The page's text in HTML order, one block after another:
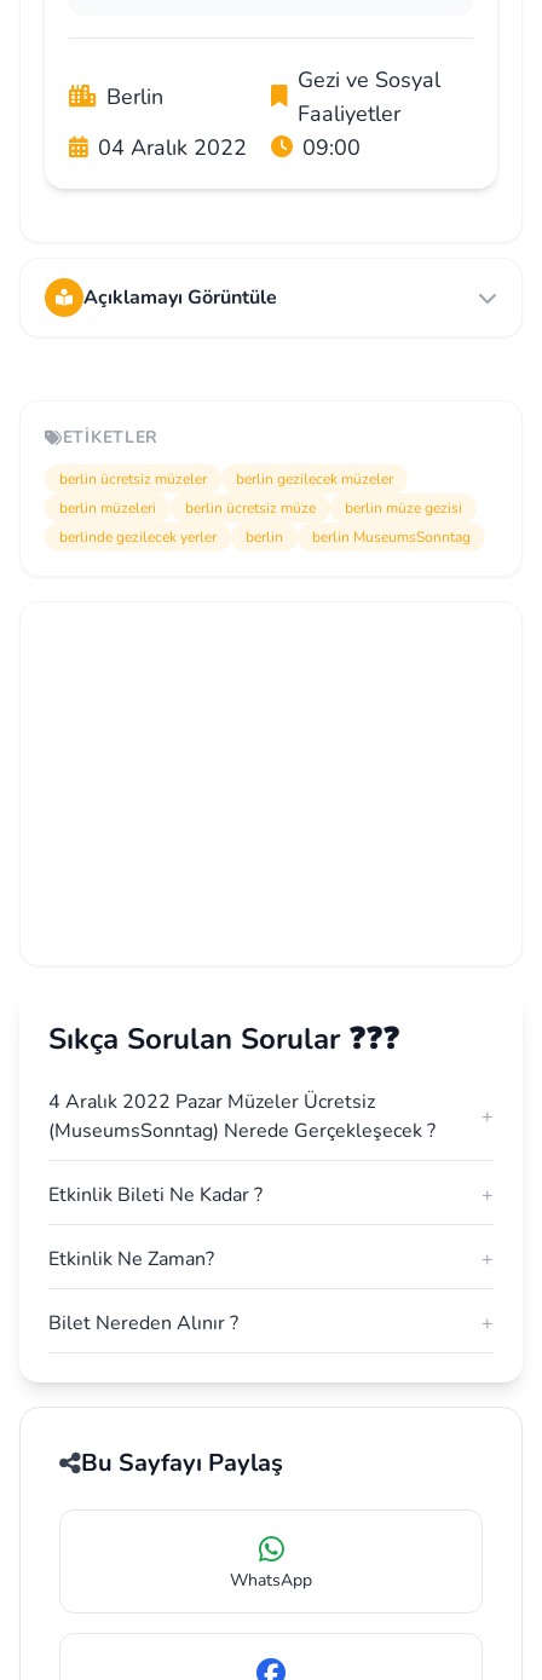
Berlin
Gezi ve Sosyal
Faaliyetler
04 Aralık 2022
09:00
Açıklamayı Görüntüle
ETIKETLER
berlin ücretsiz müzeler
berlin gezilecek müzeler
berlin müzeleri
berlin ücretsiz müze
berlin müze gezisi
berlinde gezilecek yerler
berlin berlin MuseumsSonntag
Sıkça Sorulan Sorular ❓❓❓
4 Aralık 2022 Pazar Müzeler Ücretsiz
(MuseumsSonntag) Nerede Gerçekleşecek ?
+
Etkinlik Bileti Ne Kadar ? +
Etkinlik Ne Zaman? +
Bilet Nereden Alınır ? +
Bu Sayfayı Paylaş
WhatsApp